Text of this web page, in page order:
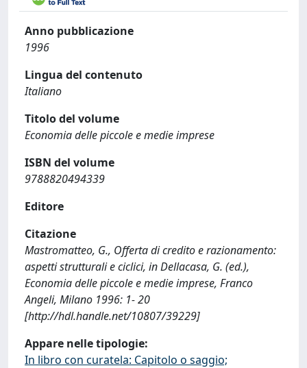
Anno pubblicazione
1996
Lingua del contenuto
Italiano
Titolo del volume
Economia delle piccole e medie imprese
ISBN del volume
9788820494339
Editore
Citazione
Mastromatteo, G., Offerta di credito e razionamento:
aspetti strutturali e ciclici, in Dellacasa, G. (ed.),
Economia delle piccole e medie imprese, Franco
Angeli, Milano 1996: 1- 20
[http://hdl.handle.net/10807/39229]
Appare nelle tipologie:
In libro con curatela: Capitolo o saggio;